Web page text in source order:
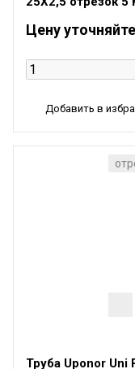
Цену уточняйте
Добавить в
Труба Uponor Uni